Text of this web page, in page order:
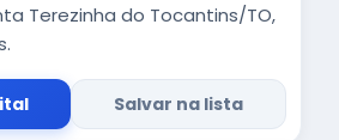
Terezinha do Tocantins/TO,
Salvar na lista